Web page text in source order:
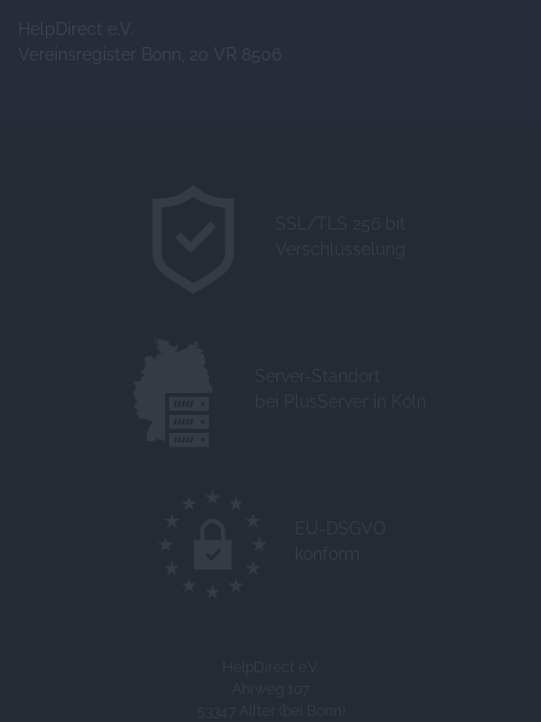
HelpDirect e.V.
Vereinsregister Bonn, 20 VR 8506